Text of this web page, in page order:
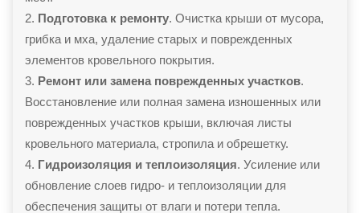
Подготовка к ремонту. Очистка крыши от мусора,
грибка и мха, удаление старых и поврежденных
элементов кровельного покрытия.
Ремонт или замена поврежденных участков.
Восстановление или полная замена изношенных или
поврежденных участков крыши, включая листы
кровельного материала, стропила и обрешетку.
Гидроизоляция и теплоизоляция. Усиление или
обновление слоев гидро- и теплоизоляции для
обеспечения защиты от влаги и потери тепла.